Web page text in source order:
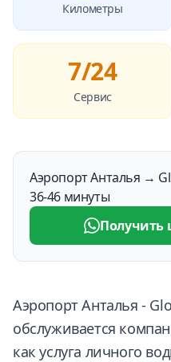
Километры
7/24
Сервис
Аэропорт Анталья →
36-46 минуты
Получить
Аэропорт Анталья -
обслуживается
как услуга личного